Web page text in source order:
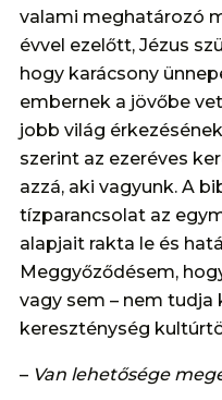
valami meghatározó
évvel ezelőtt, Jézus
hogy karácsony
embernek a jövőbe
jobb világ
szerint az ezeréves
azzá, aki vagyunk. A
tízparancsolat az
alapjait rakta le és
Meggyőződésem,
vagy sem – nem tudja
kereszténység
– Van lehetősége